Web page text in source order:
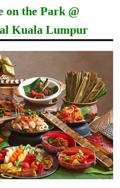
on the Park @
Kuala Lumpur